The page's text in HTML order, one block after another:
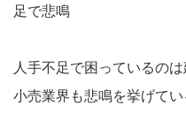
足で悲鳴
人手不足で困っているの
小売業界も悲鳴を挙げてい